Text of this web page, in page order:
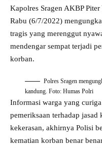
Kapolres Sragen AKBP
Rabu (6/7/2022)
tragis yang merenggut
mendengar sempat terjadi
korban.
Polres Sragen
kandung. Foto: Humas Polri
Informasi warga yang
pemeriksaan terhadap
kekerasan, akhirnya Polisi
kematian korban benar